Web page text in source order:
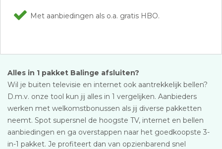
Met aanbiedingen als o.a. gratis HBO.
Alles in 1 pakket Balinge afsluiten?
Wil je buiten televisie en internet ook aantrekkelijk bellen?
D.m.v. onze tool kun jij alles in 1 vergelijken. Aanbieders
werken met welkomstbonussen als jij diverse pakketten
neemt. Spot supersnel de hoogste TV, internet en bellen
aanbiedingen en ga overstappen naar het goedkoopste 3-
in-1 pakket. Je profiteert dan van opzienbarend snel